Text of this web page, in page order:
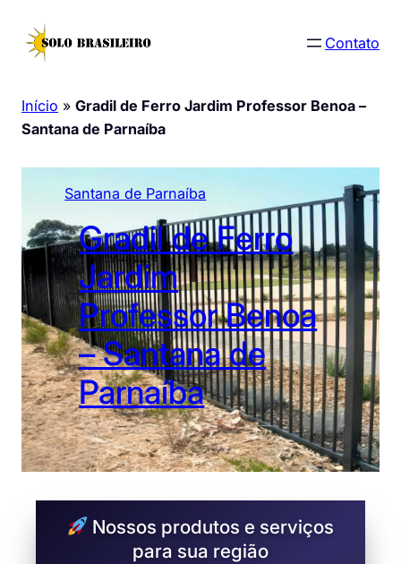
para
Contato
Início » Gradil de Ferro Jardim Professor Benoa –
Santana de Parnaíba
Santana de Parnaíba
Gradil de Ferro
Jardim
Professor Benoa
– Santana de
Parnaíba
Nossos produtos e serviços
para sua região